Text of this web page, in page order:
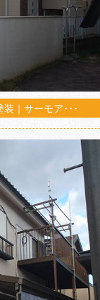
｜サーモア･･･